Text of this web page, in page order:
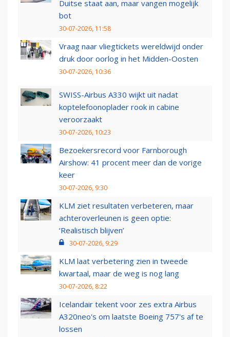
Duitse staat aan, maar vangen mogelijk
bot
30-07-2026, 11:58
Vraag naar vliegtickets wereldwijd onder
druk door oorlog in het Midden-Oosten
30-07-2026, 10:36
SWISS-Airbus A330 wijkt uit nadat
koptelefoonoplader rook in cabine
veroorzaakt
30-07-2026, 10:23
Bezoekersrecord voor Farnborough
Airshow: 41 procent meer dan de vorige
keer
30-07-2026, 9:30
KLM ziet resultaten verbeteren, maar
achteroverleunen is geen optie:
‘Realistisch blijven’
30-07-2026, 9:29
KLM laat verbetering zien in tweede
kwartaal, maar de weg is nog lang
30-07-2026, 8:22
Icelandair tekent voor zes extra Airbus
A320neo's om laatste Boeing 757's af te
lossen